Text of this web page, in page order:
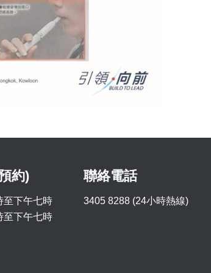
約)
至下午七時
至下午七時
聯絡電話
3405 8288 (24小時熱線)